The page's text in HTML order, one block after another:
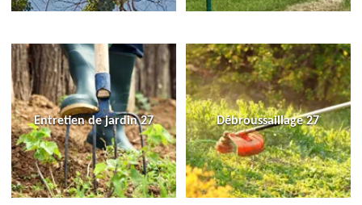
Entretien de jardin 27 Débroussaillage 27